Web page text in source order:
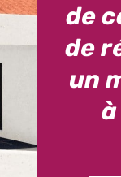
de
de
un